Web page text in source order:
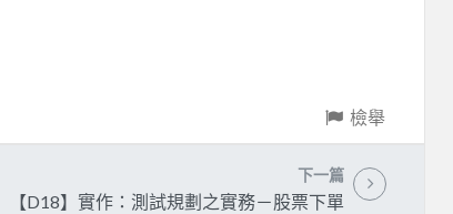
檢舉
下一篇
【D18】實作：測試規劃之實務－股票下單